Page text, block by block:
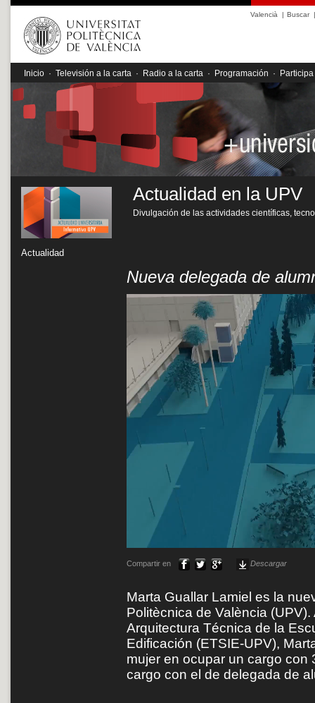
Valencià | Buscar|
Inicio · Televisión a la carta · Radio a la carta · Programación · Participa
Actualidad
Actualidad en la UPV
Divulgación de las actividades científicas,
Nueva delegada de
Compartir en Descargar
Marta Guallar Lamiel es la
Politècnica de València
Arquitectura Técnica de la
Edificación (ETSIE-UPV),
mujer en ocupar un cargo con
cargo con el de delegada de